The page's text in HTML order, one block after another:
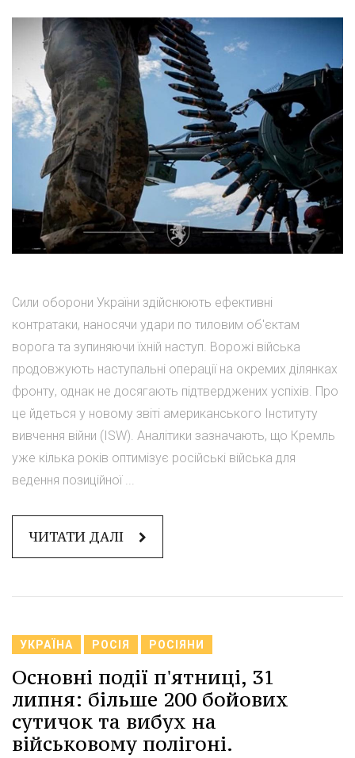
Сили оборони України здійснюють ефективні
контратаки, наносячи удари по тиловим об'єктам
ворога та зупиняючи їхній наступ. Ворожі війська
продовжують наступальні операції на окремих ділянках
фронту, однак не досягають підтверджених успіхів. Про
це йдеться у новому звіті американського Інституту
вивчення війни (ISW). Аналітики зазначають, що Кремль
уже кілька років оптимізує російські війська для
ведення позиційної ...
ЧИТАТИ ДАЛІ
УКРАЇНА РОСІЯ РОСІЯНИ
Основні події п'ятниці, 31
липня: більше 200 бойових
сутичок та вибух на
військовому полігоні.